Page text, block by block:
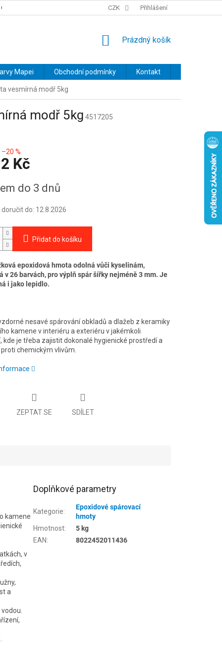
OBCHODNÍ PODMÍNKY PODMÍNKY OCHRANY OSOBNÍCH ÚDAJŮ
CZK Přihlášení
NÁKUPNÍ
Prázdný košík
Mapei Obchodní podmínky Kontakt
vesmírná modř 5kg
modř 5kg 4517205
–20 %
Kč
do 3 dnů
do: 12.8.2026
Přidat do košíku
epoxidová hmota odolná vůči kyselinám,
v 26 barvách, pro výplň spár šířky nejméně 3 mm. Je
i jako lepidlo.
nesavé spárování obkladů a dlažeb z keramiky
kamene v interiéru a exteriéru v jakémkoli
kde je třeba zajistit dokonalé hygienické prostředí a
chemickým vlivům.
ZEPTAT SE SDÍLET
kamene
v
a
Doplňkové parametry
Kategorie:
Epoxidové spárovací
hmoty
Hmotnost:
5 kg
EAN: 8022452011436